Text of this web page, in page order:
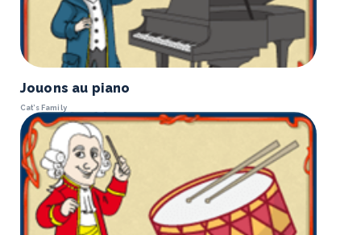
Jouons au piano
Cat’s Family